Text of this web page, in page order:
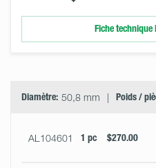
Fiche
Diamètre: 50,8 mm Poids /
AL104601 1 pc $270.00